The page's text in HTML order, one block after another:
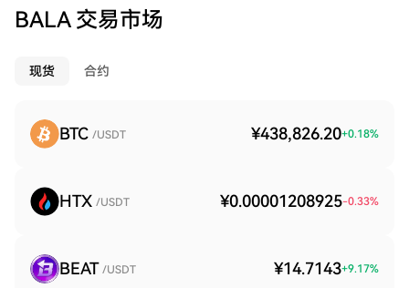
BALA 交易市场
现货 合约
BTC /USDT ¥438,826.20+0.18%
HTX /USDT ¥0.00001208925-0.33%
BEAT /USDT ¥14.7143+9.17%